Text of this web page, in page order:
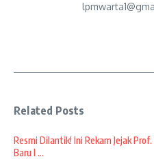
Related Posts
Resmi Dilantik! Ini Rekam Jejak
Baru I ...